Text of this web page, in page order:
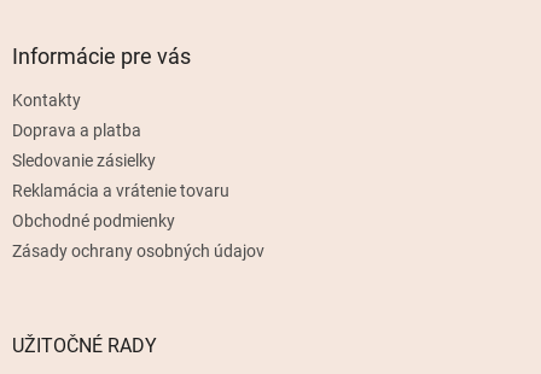
Informácie pre vás
Kontakty
Doprava a platba
Sledovanie zásielky
Reklamácia a vrátenie tovaru
Obchodné podmienky
Zásady ochrany osobných údajov
UŽITOČNÉ RADY